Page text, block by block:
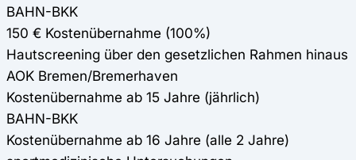
BAHN-BKK
150 € Kostenübernahme (100%)
Hautscreening über den gesetzlichen Rahmen hinaus
AOK Bremen/Bremerhaven
Kostenübernahme ab 15 Jahre (jährlich)
BAHN-BKK
Kostenübernahme ab 16 Jahre (alle 2 Jahre)